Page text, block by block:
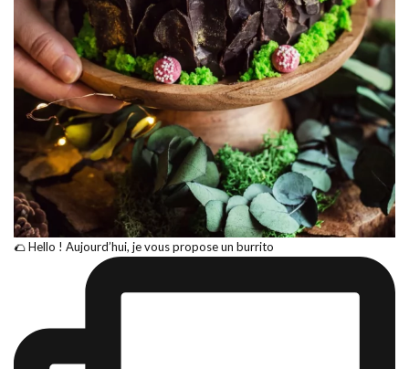
🌮 Hello ! Aujourd’hui, je vous propose un burrito